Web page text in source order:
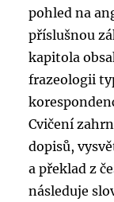
pohled na
příslušnou
kapitola
frazeologii
Cvičení
dopisů,
a překlad z
následuje